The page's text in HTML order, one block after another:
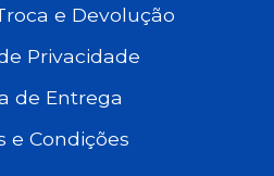
e Devolução
Privacidade
de Entrega
e Condições